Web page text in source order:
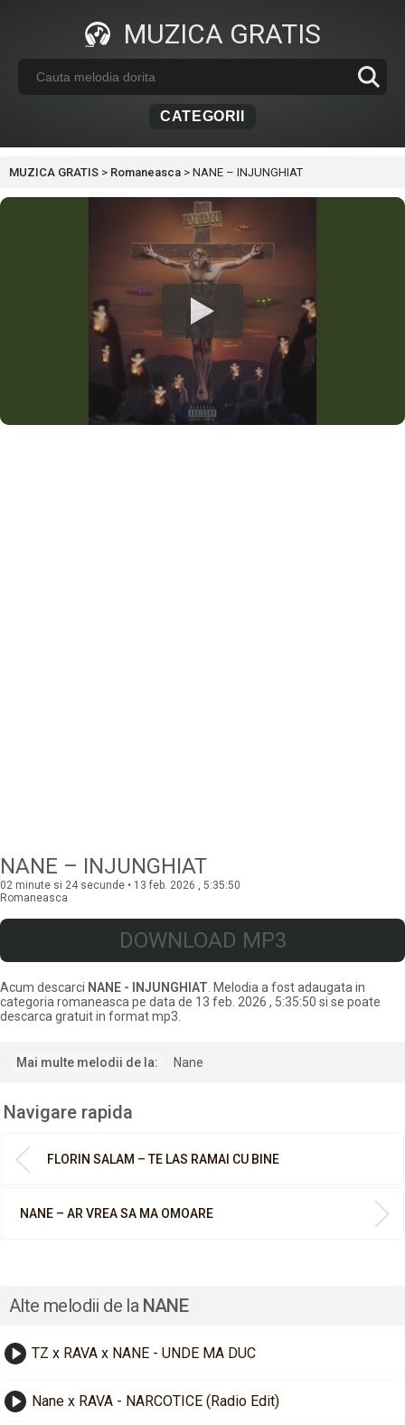
MUZICA GRATIS
CATEGORII
MUZICA GRATIS > Romaneasca > NANE – INJUNGHIAT
NANE – INJUNGHIAT
02 minute si 24 secunde • 13 feb. 2026 , 5:35:50
Romaneasca
DOWNLOAD MP3
Acum descarci NANE - INJUNGHIAT . Melodia a fost adaugata in
categoria romaneasca pe data de 13 feb. 2026 , 5:35:50 si se poate
descarca gratuit in format mp3.
Mai multe melodii de la: Nane
Navigare rapida
FLORIN SALAM – TE LAS RAMAI CU BINE
NANE – AR VREA SA MA OMOARE
Alte melodii de la NANE
TZ x RAVA x NANE - UNDE MA DUC
Nane x RAVA - NARCOTICE (Radio Edit)